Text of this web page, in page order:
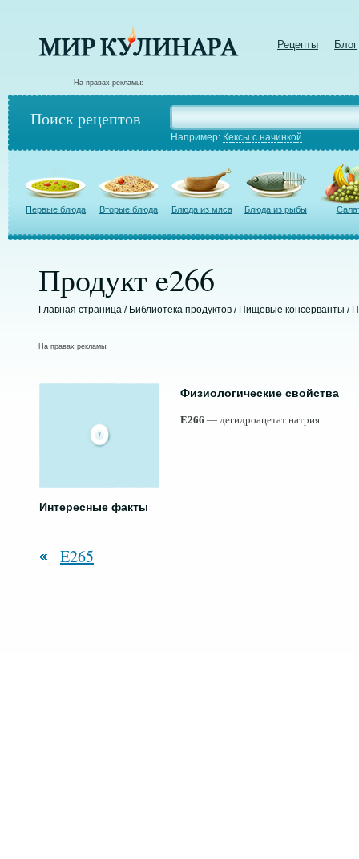
Рецепты Блог
На правах рекламы:
Поиск рецептов
Например: Кексы с начинкой
Первые блюда Вторые блюда Блюда из мяса Блюда из рыбы
Продукт e266
Главная страница / Библиотека продуктов / Пищевые консерванты /
На правах рекламы:
Физиологические свойства
E266 — дегидроацетат натрия.
Интересные факты
E265